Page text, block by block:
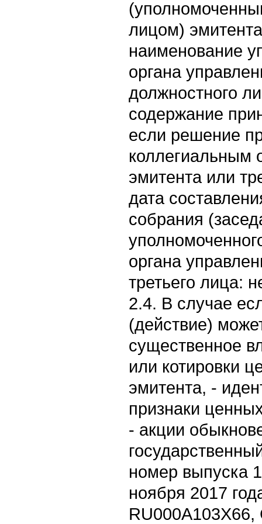
лицом)
наименование
органа
должностного
содержание
если решение
коллегиальным
эмитента или
дата
собрания
органа
третьего лица:
2.4. В случае
(действие)
существенное
или котировки
эмитента, -
признаки
- акции
номер выпуска
ноября 2017
RU000A103X66,